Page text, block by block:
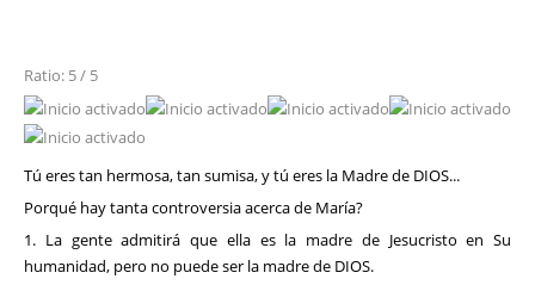
Ratio: 5 / 5
Tú eres tan hermosa, tan sumisa, y tú eres la Madre de DIOS...
Porqué hay tanta controversia acerca de María?
1. La gente admitirá que ella es la madre de Jesucristo en Su
humanidad, pero no puede ser la madre de DIOS.